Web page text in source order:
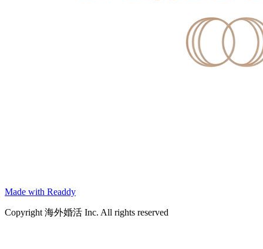
Made with Readdy
Copyright 海外婚活 Inc. All rights reserved